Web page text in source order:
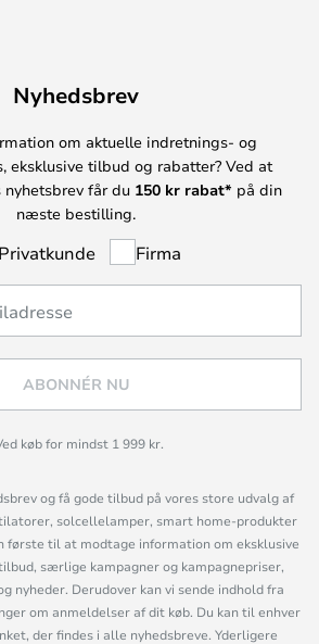
Nyhedsbrev
om aktuelle indretnings- og
eksklusive tilbud og rabatter? Ved at
får du 150 kr rabat* på din
næste bestilling.
Privatkunde Firma
ABONNÉR NU
køb for mindst 1 999 kr.
og få gode tilbud på vores store udvalg af
solcellelamper, smart home-produkter
første til at modtage information om eksklusive
særlige kampagner og kampagnepriser,
nyheder. Derudover kan vi sende indhold fra
om anmeldelser af dit køb. Du kan til enhver
der findes i alle nyhedsbreve. Yderligere